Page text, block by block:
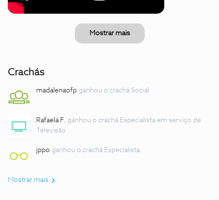
Mostrar mais
Crachás
madalenaofp ganhou o crachá Social
Rafaela F. ganhou o crachá Especialista em serviço de
Televisão
jppo ganhou o crachá Especialista
Mostrar mais